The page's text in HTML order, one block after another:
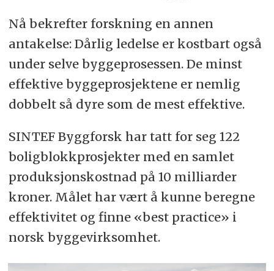
Nå bekrefter forskning en annen
antakelse: Dårlig ledelse er kostbart også
under selve byggeprosessen. De minst
effektive byggeprosjektene er nemlig
dobbelt så dyre som de mest effektive.
SINTEF Byggforsk har tatt for seg 122
boligblokkprosjekter med en samlet
produksjonskostnad på 10 milliarder
kroner. Målet har vært å kunne beregne
effektivitet og finne «best practice» i
norsk byggevirksomhet.